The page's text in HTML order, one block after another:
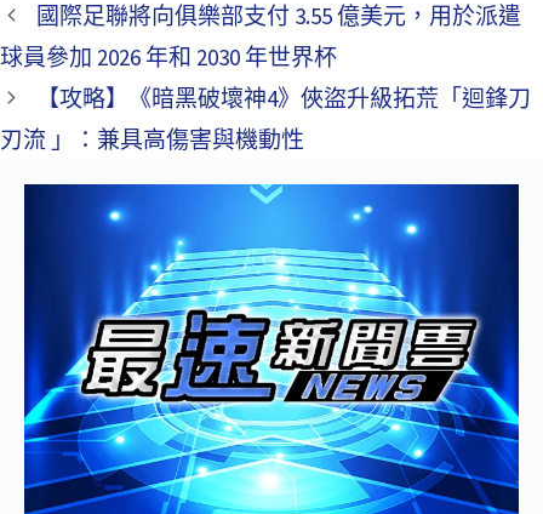
國際足聯將向俱樂部支付 3.55 億美元，用於派遣
球員參加 2026 年和 2030 年世界杯
【攻略】《暗黑破壞神4》俠盜升級拓荒「迴鋒刀
刃流 」：兼具高傷害與機動性